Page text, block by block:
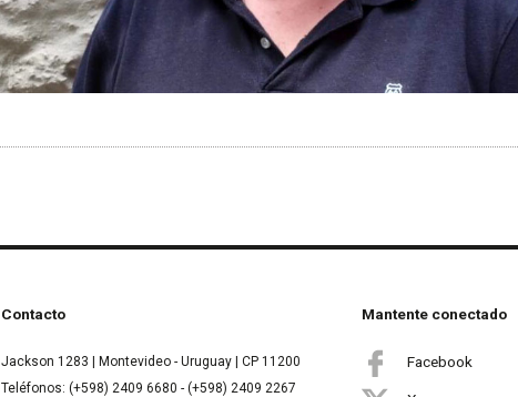
Contacto
Jackson 1283 | Montevideo - Uruguay | CP 11200
Teléfonos: (+598) 2409 6680 - (+598) 2409 2267
Mantente conectado
Facebook